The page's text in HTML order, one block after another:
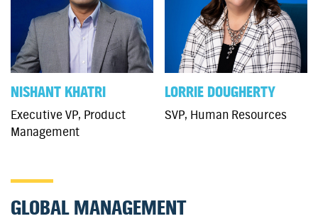
NISHANT KHATRI
Executive VP, Product
Management
LORRIE DOUGHERTY
SVP, Human Resources
GLOBAL MANAGEMENT